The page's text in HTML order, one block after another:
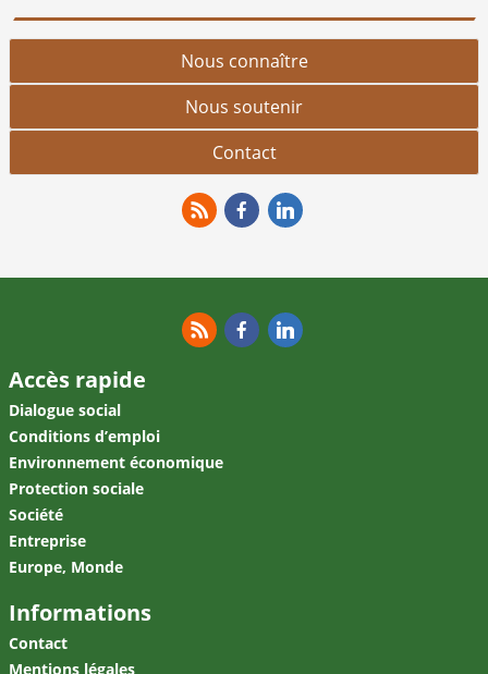
Nous connaître
Nous soutenir
Contact
Accès rapide
Dialogue social
Conditions d’emploi
Environnement économique
Protection sociale
Société
Entreprise
Europe, Monde
Informations
Contact
Mentions légales